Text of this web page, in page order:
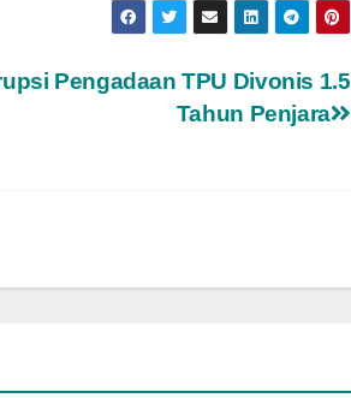
Pengadaan TPU Divonis 1.5
Tahun Penjara